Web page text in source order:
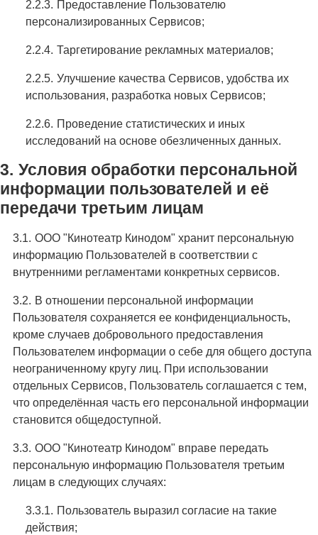
Предоставление Пользователю
персонализированных Сервисов;
Таргетирование рекламных материалов;
Улучшение качества Сервисов, удобства их
использования, разработка новых Сервисов;
Проведение статистических и иных
исследований на основе обезличенных данных.
Условия обработки персональной
информации пользователей и её
передачи третьим лицам
ООО "Кинотеатр Кинодом" хранит персональную
информацию Пользователей в соответствии с
внутренними регламентами конкретных сервисов.
В отношении персональной информации
Пользователя сохраняется ее конфиденциальность,
кроме случаев добровольного предоставления
Пользователем информации о себе для общего доступа
неограниченному кругу лиц. При использовании
отдельных Сервисов, Пользователь соглашается с тем,
что определённая часть его персональной информации
становится общедоступной.
ООО "Кинотеатр Кинодом" вправе передать
персональную информацию Пользователя третьим
лицам в следующих случаях:
Пользователь выразил согласие на такие
действия;